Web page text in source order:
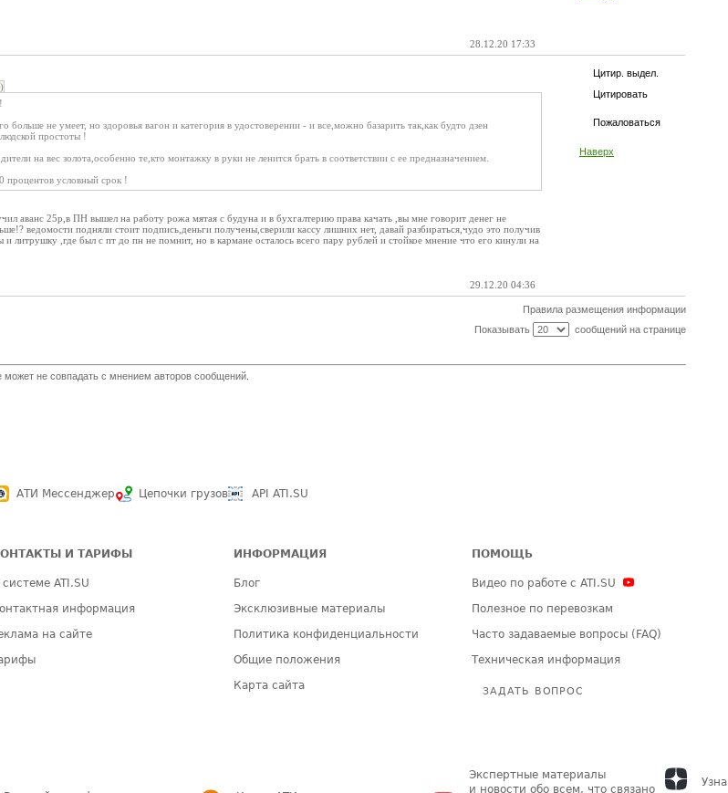
28.12.20 17:33
Цитир. выдел.
Цитировать
Пожаловаться
Наверх
больше не умеет, но здоровья вагон и категория в удостоверении - и все,можно базарить так,как будто дзен
простоты !
на вес золота,особенно те,кто монтажку в руки не ленится брать в соответствии с ее предназначением.
процентов условный срок !
аванс 25р,в ПН вышел на работу рожа мятая с будуна и в бухгалтерию права качать ,вы мне говорит денег не
ведомости подняли стоит подпись,деньги получены,сверили кассу лишних нет, давай разбираться,чудо это получив
литрушку ,где был с пт до пн не помнит, но в кармане осталось всего пару рублей и стойкое мнение что его кинули на
29.12.20 04:36
Правила размещения информации
Показывать
сообщений на странице
не совпадать с мнением авторов сообщений.
АТИ Мессенджер Цепочки грузов API ATI.SU
И ТАРИФЫ
ATI.SU
информация
на сайте
ИНФОРМАЦИЯ
Блог
Эксклюзивные материалы
Политика конфиденциальности
Общие положения
Карта сайта
ПОМОЩЬ
Видео по работе с ATI.SU
Полезное по перевозкам
Часто задаваемые вопросы (FAQ)
Техническая информация
ЗАДАТЬ ВОПРОС
Экспертные материалы
и новости обо всем, что связано